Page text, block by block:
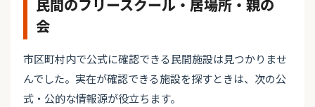
民間のフリースクール・居場所・親の
会
市区町村内で公式に確認できる民間施設は見つかりませ
んでした。実在が確認できる施設を探すときは、次の公
式・公的な情報源が役立ちます。